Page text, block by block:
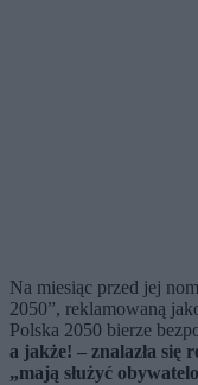
Na miesiąc przed jej
2050”, reklamowaną
Polska 2050 bierze
a jakże! – znalazła
„mają służyć